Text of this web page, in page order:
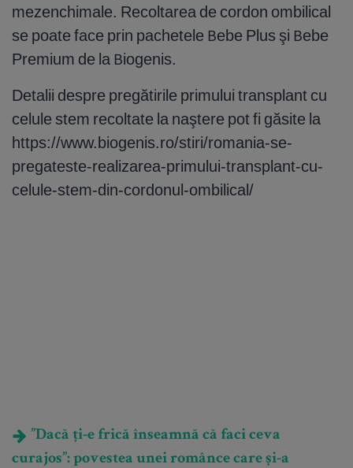
mezenchimale. Recoltarea de cordon ombilical
se poate face prin pachetele Bebe Plus şi Bebe
Premium de la Biogenis.
Detalii despre pregătirile primului transplant cu
celule stem recoltate la naştere pot fi găsite la
https://www.biogenis.ro/stiri/romania-se-
pregateste-realizarea-primului-transplant-cu-
celule-stem-din-cordonul-ombilical/
”Dacă ți-e frică înseamnă că faci ceva
curajos”: povestea unei românce care și-a